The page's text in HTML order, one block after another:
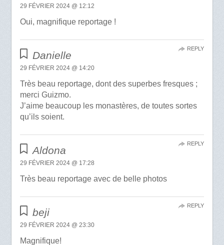
29 FÉVRIER 2024 @ 12:12
Oui, magnifique reportage !
Danielle
29 FÉVRIER 2024 @ 14:20
Très beau reportage, dont des superbes fresques ;
merci Guizmo.
J’aime beaucoup les monastères, de toutes sortes
qu’ils soient.
REPLY
Aldona
29 FÉVRIER 2024 @ 17:28
Très beau reportage avec de belle photos
REPLY
beji
29 FÉVRIER 2024 @ 23:30
Magnifique!
REPLY